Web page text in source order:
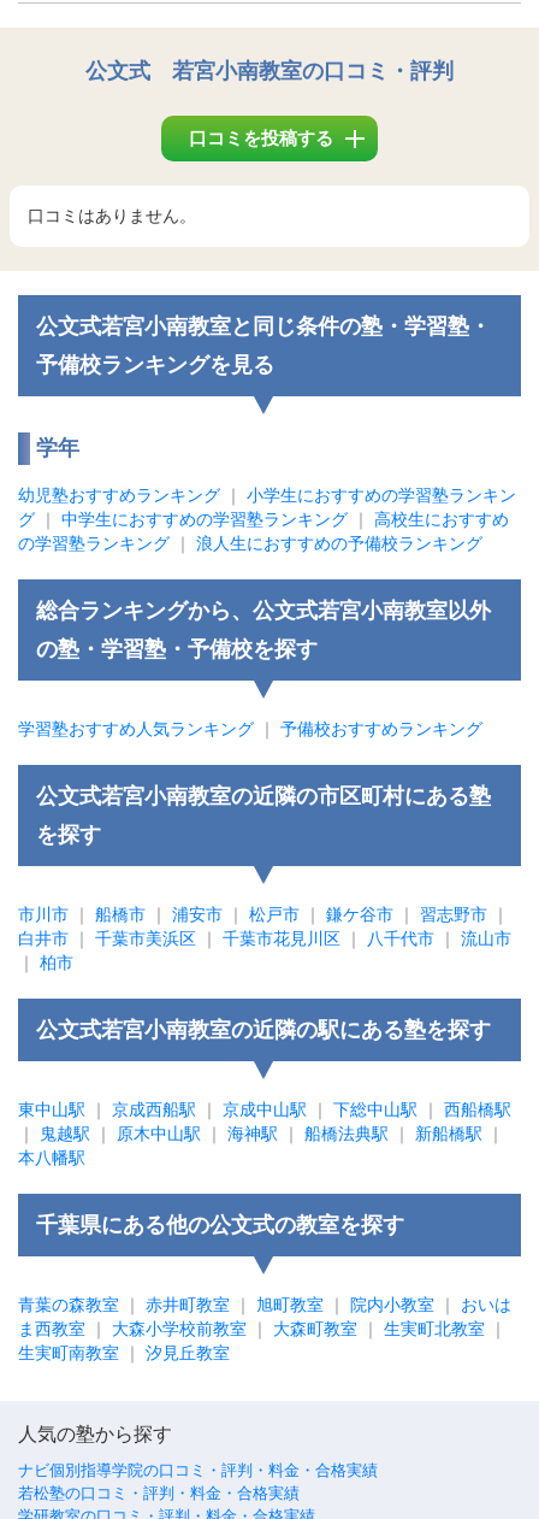
公文式 若宮小南教室の口コミ・評判
口コミを投稿する
口コミはありません。
公文式若宮小南教室と同じ条件の塾・学習塾・
予備校ランキングを見る
学年
幼児塾おすすめランキング ｜ 小学生におすすめの学習塾ランキン
グ ｜ 中学生におすすめの学習塾ランキング ｜ 高校生におすすめ
の学習塾ランキング ｜ 浪人生におすすめの予備校ランキング
総合ランキングから、公文式若宮小南教室以外
の塾・学習塾・予備校を探す
学習塾おすすめ人気ランキング ｜ 予備校おすすめランキング
公文式若宮小南教室の近隣の市区町村にある塾
を探す
市川市 ｜ 船橋市 ｜ 浦安市 ｜ 松戸市 ｜ 鎌ケ谷市 ｜ 習志野市 ｜
白井市 ｜ 千葉市美浜区 ｜ 千葉市花見川区 ｜ 八千代市 ｜ 流山市
｜ 柏市
公文式若宮小南教室の近隣の駅にある塾を探す
東中山駅 ｜ 京成西船駅 ｜ 京成中山駅 ｜ 下総中山駅 ｜ 西船橋駅
｜
鬼越駅 ｜ 原木中山駅 ｜ 海神駅 ｜ 船橋法典駅 ｜ 新船橋駅 ｜
本八幡駅
千葉県にある他の公文式の教室を探す
青葉の森教室 ｜ 赤井町教室 ｜ 旭町教室 ｜ 院内小教室 ｜ おいは
ま西教室 ｜ 大森小学校前教室 ｜ 大森町教室 ｜ 生実町北教室 ｜
生実町南教室 ｜ 汐見丘教室
人気の塾から探す
ナビ個別指導学院の口コミ・評判・料金・合格実績
若松塾の口コミ・評判・料金・合格実績